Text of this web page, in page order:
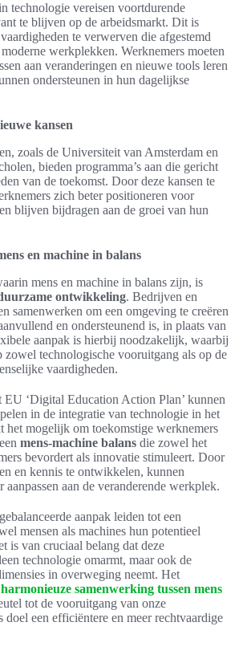
technologie vereisen voortdurende
te blijven op de arbeidsmarkt. Dit is
te verwerven die afgestemd
werkplekken. Werknemers moeten
aan veranderingen en nieuwe tools leren
ondersteunen in hun dagelijkse
kansen
zoals de Universiteit van Amsterdam en
bieden programma’s aan die gericht
van de toekomst. Door deze kansen te
zich beter positioneren voor
blijven bijdragen aan de groei van hun
en machine in balans
mens en machine in balans zijn, is
ontwikkeling. Bedrijven en
samenwerken om een omgeving te creëren
en ondersteunend is, in plaats van
aanpak is hierbij noodzakelijk, waarbij
zowel technologische vooruitgang als op de
vaardigheden.
EU ‘Digital Education Action Plan’ kunnen
in de integratie van technologie in het
het mogelijk om toekomstige werknemers
mens-machine balans die zowel het
bevordert als innovatie stimuleert. Door
en kennis te ontwikkelen, kunnen
aan de veranderende werkplek.
aanpak leiden tot een
mensen als machines hun potentieel
is van cruciaal belang dat deze
technologie omarmt, maar ook de
in overweging neemt. Het
harmonieuze samenwerking tussen mens
tot de vooruitgang van onze
doel een efficiëntere en meer rechtvaardige